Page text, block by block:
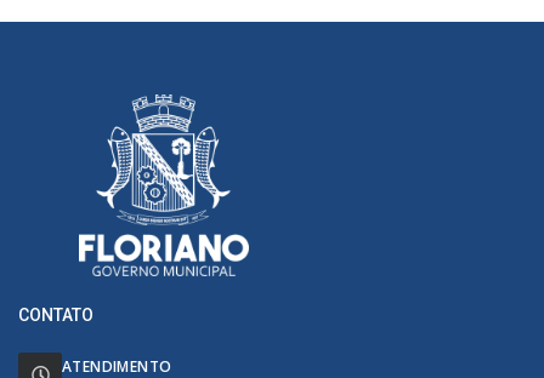
CONTATO
ATENDIMENTO